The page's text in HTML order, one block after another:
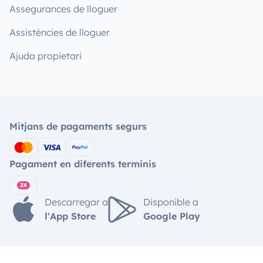
Assegurances de lloguer
Assistències de lloguer
Ajuda propietari
Mitjans de pagaments segurs
Pagament en diferents terminis
Descarregar a
l'App Store
Disponible a
Google Play